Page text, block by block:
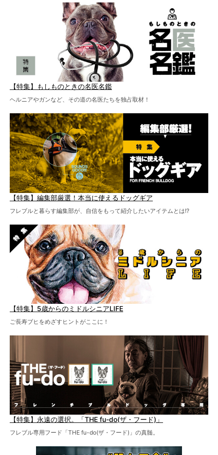
【特集】もしものときの名医名鑑
ヘルニアやガンなど、その道の名医たちを独占取材！
【特集】編集部厳選！本当に使えるドッグギア
フレブルと暮らす編集部が、自信をもって紹介したいアイテムとは!?
【特集】5歳からのミドルシニアLIFE
ご長寿ブヒをめざすヒントがここに！
【特集】永遠の選択。「THE fu-do(ザ・フード)」
フレブル専用フード「THE fu-do(ザ・フード)」の真髄。